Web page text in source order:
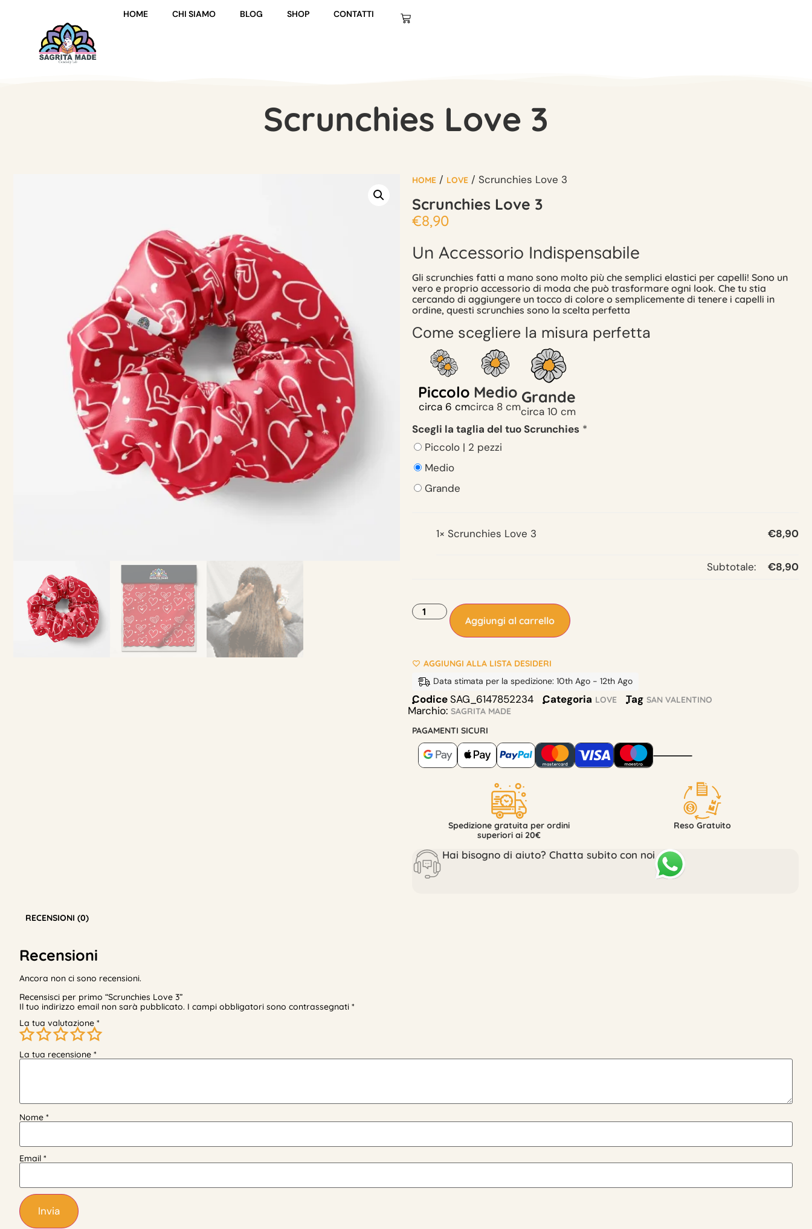
HOME CHI SIAMO BLOG SHOP CONTATTI
Scrunchies Love 3
HOME / LOVE / Scrunchies Love 3
Scrunchies Love 3
€8,90
Un Accessorio Indispensabile
Gli scrunchies fatti a mano sono molto più che semplici elastici per capelli! Sono un
vero e proprio accessorio di moda che può trasformare ogni look. Che tu stia
cercando di aggiungere un tocco di colore o semplicemente di tenere i capelli in
ordine, questi scrunchies sono la scelta perfetta
Come scegliere la misura perfetta
Piccolo
circa 6 cm
Medio
circa 8 cm
Grande
circa 10 cm
Scegli la taglia del tuo Scrunchies *
Piccolo | 2 pezzi
Medio
Grande
1× Scrunchies Love 3 €8,90
Subtotale: €8,90
Aggiungi al carrello
AGGIUNGI ALLA LISTA DESIDERI
Data stimata per la spedizione: 10th Ago - 12th Ago
CodiceSAG_6147852234 Categoria LOVE Tag SAN VALENTINO
Marchio: SAGRITA MADE
PAGAMENTI SICURI
Spedizione gratuita per ordini
superiori ai 20€
Reso Gratuito
Hai bisogno di aiuto? Chatta subito con noi
RECENSIONI (0)
Recensioni
Ancora non ci sono recensioni.
Recensisci per primo “Scrunchies Love 3”
Il tuo indirizzo email non sarà pubblicato. I campi obbligatori sono contrassegnati *
La tua valutazione *
La tua recensione *
Nome *
Email *